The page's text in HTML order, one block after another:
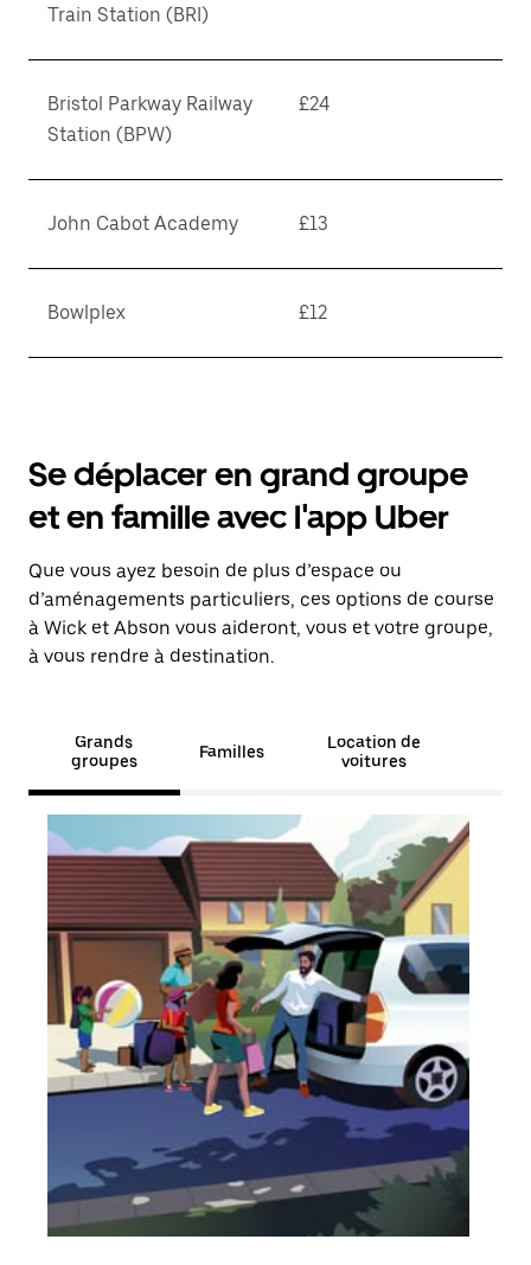
Train Station (BRI)
Bristol Parkway Railway
Station (BPW)
£24
John Cabot Academy £13
Bowlplex £12
Se déplacer en grand groupe
et en famille avec l'app Uber
Que vous ayez besoin de plus d’espace ou
d’aménagements particuliers, ces options de course
à Wick et Abson vous aideront, vous et votre groupe,
à vous rendre à destination.
Grands
groupes
Familles
Location de
voitures